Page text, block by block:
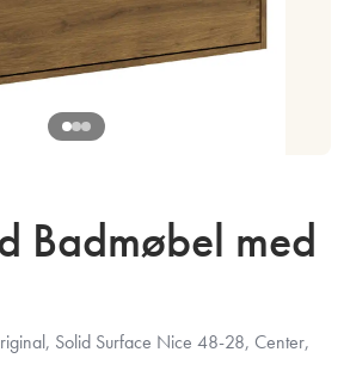
Badmøbel med
Solid Surface Nice 48-28, Center,